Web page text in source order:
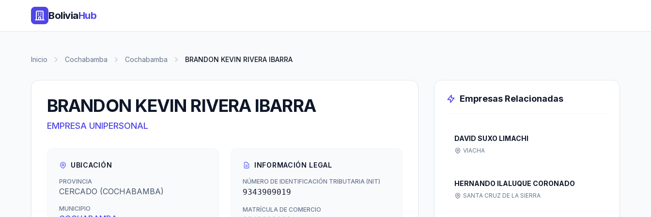
BoliviaHub
Inicio Cochabamba Cochabamba BRANDON KEVIN RIVERA IBARRA
BRANDON KEVIN RIVERA IBARRA
EMPRESA UNIPERSONAL
UBICACIÓN
PROVINCIA
CERCADO (COCHABAMBA)
MUNICIPIO
INFORMACIÓN LEGAL
NÚMERO DE IDENTIFICACIÓN TRIBUTARIA (NIT)
9343909019
MATRÍCULA DE COMERCIO
Empresas Relacionadas
DAVID SUXO LIMACHI
VIACHA
HERNANDO ILALUQUE CORONADO
SANTA CRUZ DE LA SIERRA